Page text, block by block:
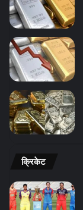
क्रिकेट